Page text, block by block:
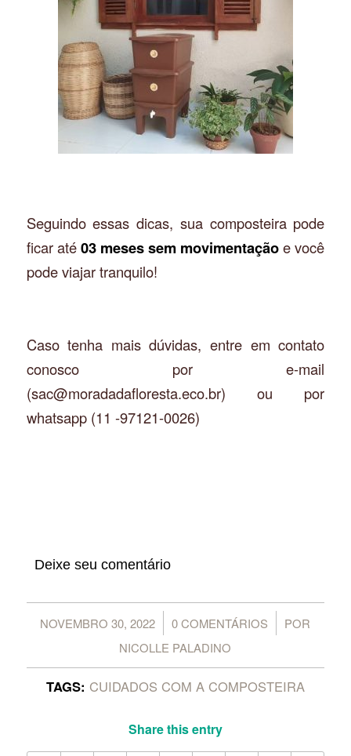
Seguindo essas dicas, sua composteira pode
ficar até03 meses sem movimentaçãoe você
pode viajar tranquilo!
Caso tenha mais dúvidas, entre em contato
conosco por e-mail
(sac@moradadafloresta.eco.br) ou por
whatsapp (11 -97121-0026)
Deixe seu comentário
NOVEMBRO 30, 2022
/ 0 COMENTÁRIOS
/
POR
NICOLLE PALADINO
TAGS: CUIDADOS COM A COMPOSTEIRA
Share this entry